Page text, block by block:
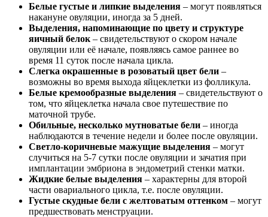
Белые густые и липкие выделения – могут появляться
накануне овуляции, иногда за 5 дней.
Выделения, напоминающие по цвету и структуре
яичный белок – свидетельствуют о скором начале
овуляции или её начале, появляясь самое раннее во
время 11 суток после начала цикла.
Слегка окрашенные в розоватый цвет бели –
возможны во время выхода яйцеклетки из фолликула.
Белые кремообразные выделения – свидетельствуют о
том, что яйцеклетка начала свое путешествие по
маточной трубе.
Обильные, несколько мутноватые бели – иногда
наблюдаются в течение недели и более после овуляции.
Светло-коричневые мажущие выделения – могут
случиться на 5-7 сутки после овуляции и зачатия при
имплантации эмбриона в эндометрий стенки матки.
Жидкие белые выделения – характерны для второй
части овариального цикла, т.е. после овуляции.
Густые скудные бели с желтоватым оттенком – могут
предшествовать менструации.